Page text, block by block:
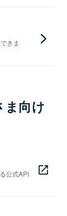
きま
ま向け
公式API